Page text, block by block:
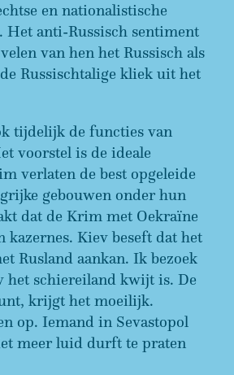
en nationalistische
Het anti-Russisch sentiment
van hen het Russisch als
Russischtalige kliek uit het
tijdelijk de functies van
voorstel is de ideale
verlaten de best opgeleide
gebouwen onder hun
dat de Krim met Oekraïne
Kiev beseft dat het
Rusland aankan. Ik bezoek
het schiereiland kwijt is. De
krijgt het moeilijk.
op. Iemand in Sevastopol
meer luid durft te praten